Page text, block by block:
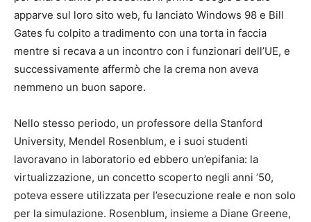
apparve sul loro sito web, fu lanciato Windows 98 e Bill
Gates fu colpito a tradimento con una torta in faccia
mentre si recava a un incontro con i funzionari dell’UE, e
successivamente affermò che la crema non aveva
nemmeno un buon sapore.
Nello stesso periodo, un professore della Stanford
University, Mendel Rosenblum, e i suoi studenti
lavoravano in laboratorio ed ebbero un’epifania: la
virtualizzazione, un concetto scoperto negli anni ’50,
poteva essere utilizzata per l’esecuzione reale e non solo
per la simulazione. Rosenblum, insieme a Diane Greene,